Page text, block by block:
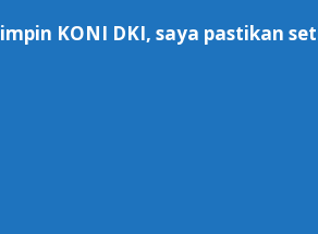
KONI DKI, saya pastikan